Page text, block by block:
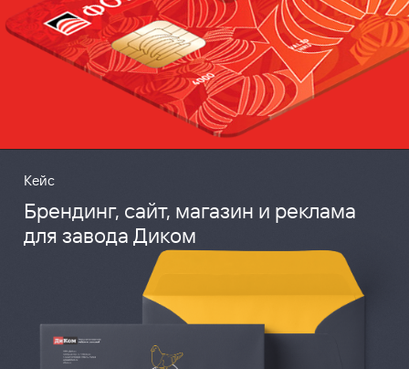
Кейс
Брендинг, сайт, магазин и реклама
для завода Диком